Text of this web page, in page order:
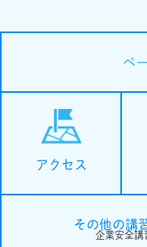
ペ
アクセス
その他の講
企業安全講